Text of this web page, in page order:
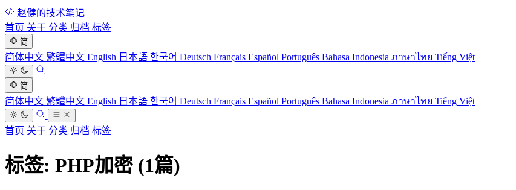
赵健的技术笔记
首页 关于 分类 归档 标签
简
简体中文 繁體中文 English 日本語 한국어 Deutsch Français Español Português Bahasa Indonesia ภาษาไทย Tiếng Việt
简
简体中文 繁體中文 English 日本語 한국어 Deutsch Français Español Português Bahasa Indonesia ภาษาไทย Tiếng Việt
首页 关于 分类 归档 标签
标签: PHP加密 (1篇)